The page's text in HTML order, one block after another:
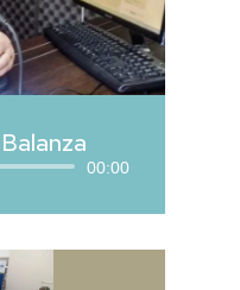
00:00